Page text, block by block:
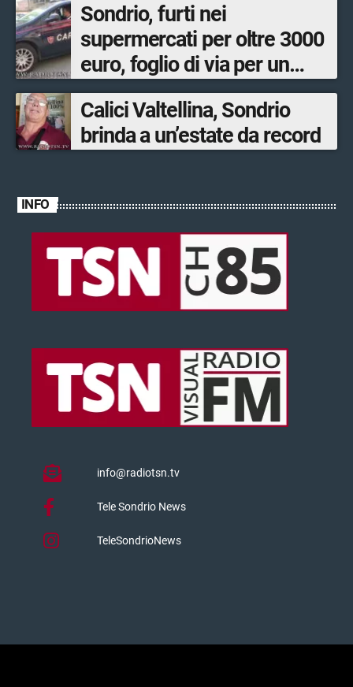
Sondrio, furti nei
supermercati per oltre 3000
euro, foglio di via per un
ventinovenne
Calici Valtellina, Sondrio
brinda a un’estate da record
INFO
info@radiotsn.tv
Tele Sondrio News
TeleSondrioNews